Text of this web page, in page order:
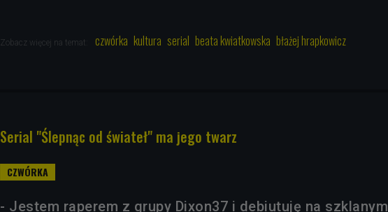
Zobacz więcej na temat: czwórka kultura serial beata kwiatkowska błażej hrapkowicz
Serial "Ślepnąc od świateł" ma jego twarz
- Jestem raperem z grupy Dixon37 i debiutuję na szklanym